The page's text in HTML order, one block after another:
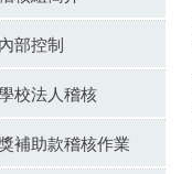
內部控制
校法人稽核
補助款稽核作業